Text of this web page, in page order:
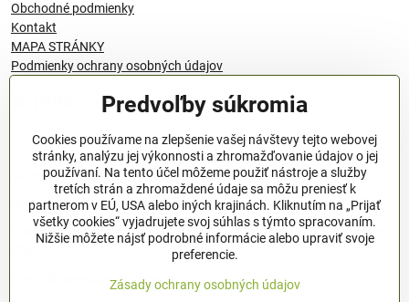
Obchodné podmienky
Kontakt
MAPA STRÁNKY
Podmienky ochrany osobných údajov
© 1996 - 2024 QANTICA S.R.O
Podmienky ochrany osobných údajov
OBCHODNÉ PODMIENKY
Všeobecné nariadenie o bezpečnosti produktov (GPSR), Regulation
Pravidlá spracovania recenzií
Predvoľby súkromia
Cookies používame na zlepšenie vašej návštevy tejto webovej
stránky, analýzu jej výkonnosti a zhromažďovanie údajov o jej
používaní. Na tento účel môžeme použiť nástroje a služby
tretích strán a zhromaždené údaje sa môžu preniesť k
partnerom v EÚ, USA alebo iných krajinách. Kliknutím na „Prijať
všetky cookies“ vyjadrujete svoj súhlas s týmto spracovaním.
Nižšie môžete nájsť podrobné informácie alebo upraviť svoje
preferencie.
Zásady ochrany osobných údajov